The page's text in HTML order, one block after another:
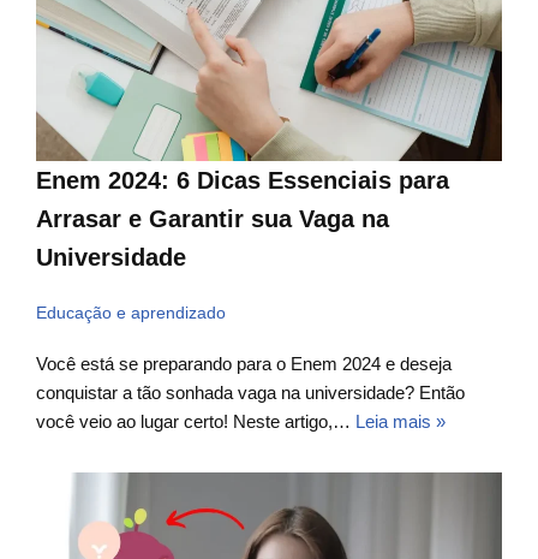
Enem 2024: 6 Dicas Essenciais para
Arrasar e Garantir sua Vaga na
Universidade
Educação e aprendizado
Você está se preparando para o Enem 2024 e deseja
conquistar a tão sonhada vaga na universidade? Então
você veio ao lugar certo! Neste artigo,… Leia mais »